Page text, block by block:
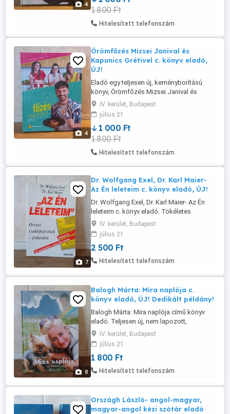
4
évszaknak megfelelően dolgoztak fel a
könyv készítői. A könyvben
felelevenednek ...
1 800 Ft
Hitelesített telefonszám
4
Örömfőzés Mizsei Janival és
Kapunics Grétivel c. könyv eladó,
ÚJ!
Eladó egy teljesen új, keményborítású
könyv, Örömfőzés Mizsei Janival és
Kapunics Grétivel címmel.
Vákuumcsomagolt, ezért ajándéknak is
kiváló. A Lidl 10. jubileumi szakácskönyve
az otthoni sütés-főzést egy közös
gasztronómiai élménnyé varázsoló
receptgyűjtemény teljes megújuláson
ment át: ezúttal ...
IV. kerület, Budapest
július 21
1 000 Ft
1 800 Ft
Hitelesített telefonszám
7
Dr. Wolfgang Exel, Dr. Karl Maier-
Az Én leleteim c. könyv eladó, ÚJ!
Dr. Wolfgang Exel, Dr. Karl Maier- Az Én
leleteim c. könyv eladó. Tökéletes
állapotú, nem lapozott könyv. Az én
leleteim" c. könyv hiánypótló szerepet tölt
be, hiszen az utóbbi időben egyre
világosabbá vált, hogy igen nagy az igény
az orvosi kórismékkel és leletekkel
IV. kerület, Budapest
július 21
2 500 Ft
Hitelesített telefonszám
8
Balogh Márta: Mira naplója c.
könyv eladó, ÚJ! Dedikált példány!
Balogh Márta: Mira naplója című könyv
eladó. Teljesen új, nem lapozott,
DEDIKÁLT könyv. 2 darab van eladó, ( az ár
egy darabra vonatkozik) többet
vásároltam belőle, de a saját példányom
elég nekem. Ajándéknak is kiváló
azoknak, akik szintén kutya rajongók.
daganatos ...
IV. kerület, Budapest
július 21
1 800 Ft
Hitelesített telefonszám
Országh László- angol-magyar,
magyar-angol kézi szótár eladó